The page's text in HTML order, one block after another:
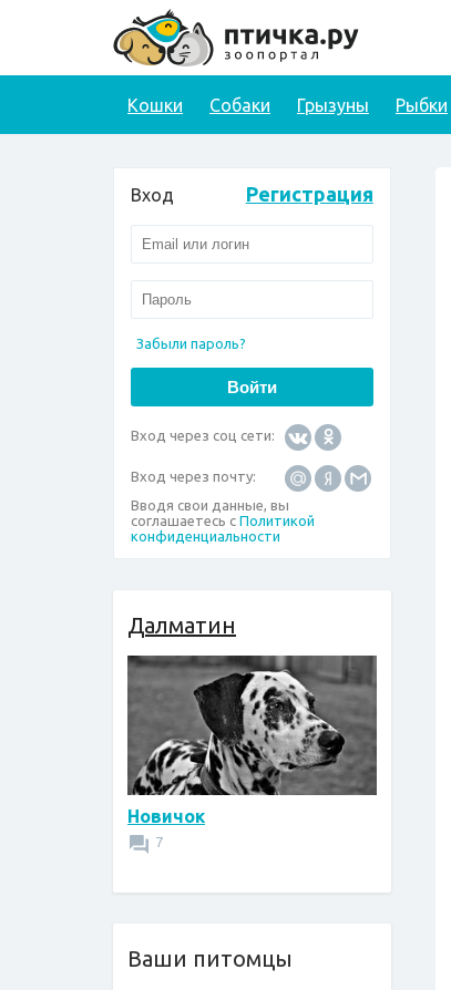
Кошки Собаки Грызуны Рыбки
Вход Регистрация
Забыли пароль?
Вход через соц сети:
Вход через почту:
Вводя свои данные, вы
соглашаетесь с Политикой
конфиденциальности
Далматин
Новичок
7
Ваши питомцы